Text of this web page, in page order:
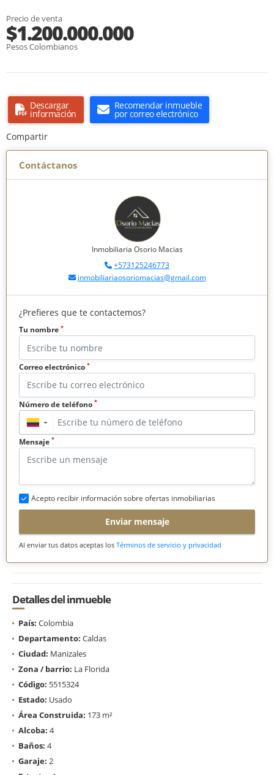
Precio de venta
$1.200.000.000
Pesos Colombianos
Descargar
información
Recomendar inmueble
por correo electrónico
Compartir
Contáctanos
Inmobiliaria Osorio Macias
+573125246773
inmobiliariaosoriomacias@gmail.com
¿Prefieres que te contactemos?
Tu nombre *
Correo electrónico *
Número de teléfono *
▼
Mensaje *
Acepto recibir información sobre ofertas inmobiliarias
Enviar mensaje
Al enviar tus datos aceptas los Términos de servicio y privacidad
Detalles del inmueble
País: Colombia
Departamento: Caldas
Ciudad: Manizales
Zona / barrio: La Florida
Código: 5515324
Estado: Usado
Área Construida: 173 m²
Alcoba: 4
Baños: 4
Garaje: 2